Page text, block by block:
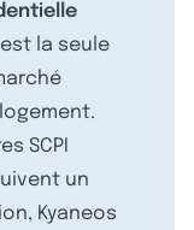
est la seule
SCPI
un
Kyaneos